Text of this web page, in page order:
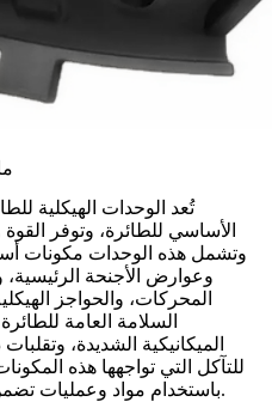
تُعد الوحدات الهيكلية
الأساسي للطائرة، وتوفر
وتشمل هذه الوحدات مكونات
وعوارض الأجنحة
المحركات، والحواجز
السلامة العامة
الميكانيكية الشديدة، و
للتآكل التي تواجهها هذه
باستخدام مواد وعمليات تضمن أعلى درجات الموثوقية والمتانة.